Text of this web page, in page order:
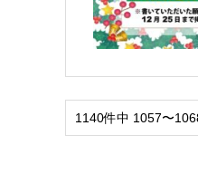
1140件中 1057〜